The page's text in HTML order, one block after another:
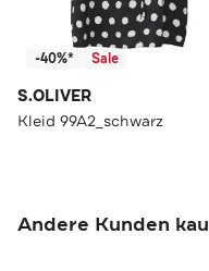
-40%* Sale
S.OLIVER
Kleid 99A2_schwarz
Andere Kunden